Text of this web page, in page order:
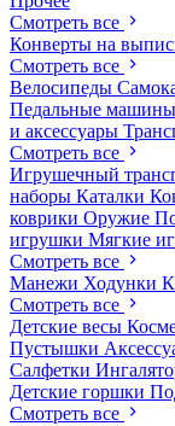
Смотреть все
Конверты на
Смотреть все
Велосипеды
Педальные машины
и аксессуары
Смотреть все
Игрушечный
наборы Каталки
коврики Оружие
игрушки Мягкие
Смотреть все
Манежи Ходунки
Смотреть все
Детские весы
Пустышки
Салфетки
Детские горшки
Смотреть все